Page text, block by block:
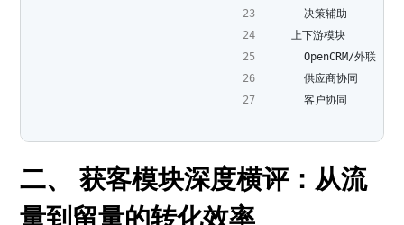
      决策辅助
    上下游模块
      OpenCRM/外联
      供应商协同
      客户协同
二、 获客模块深度横评：从流
量到留量的转化效率